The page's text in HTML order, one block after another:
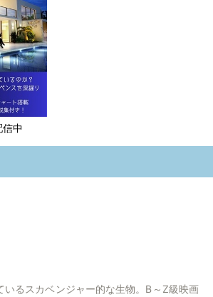
中
いるスカベンジャー的な生物。B～Z級映画